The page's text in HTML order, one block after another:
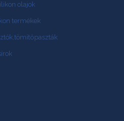
olajok
termékek